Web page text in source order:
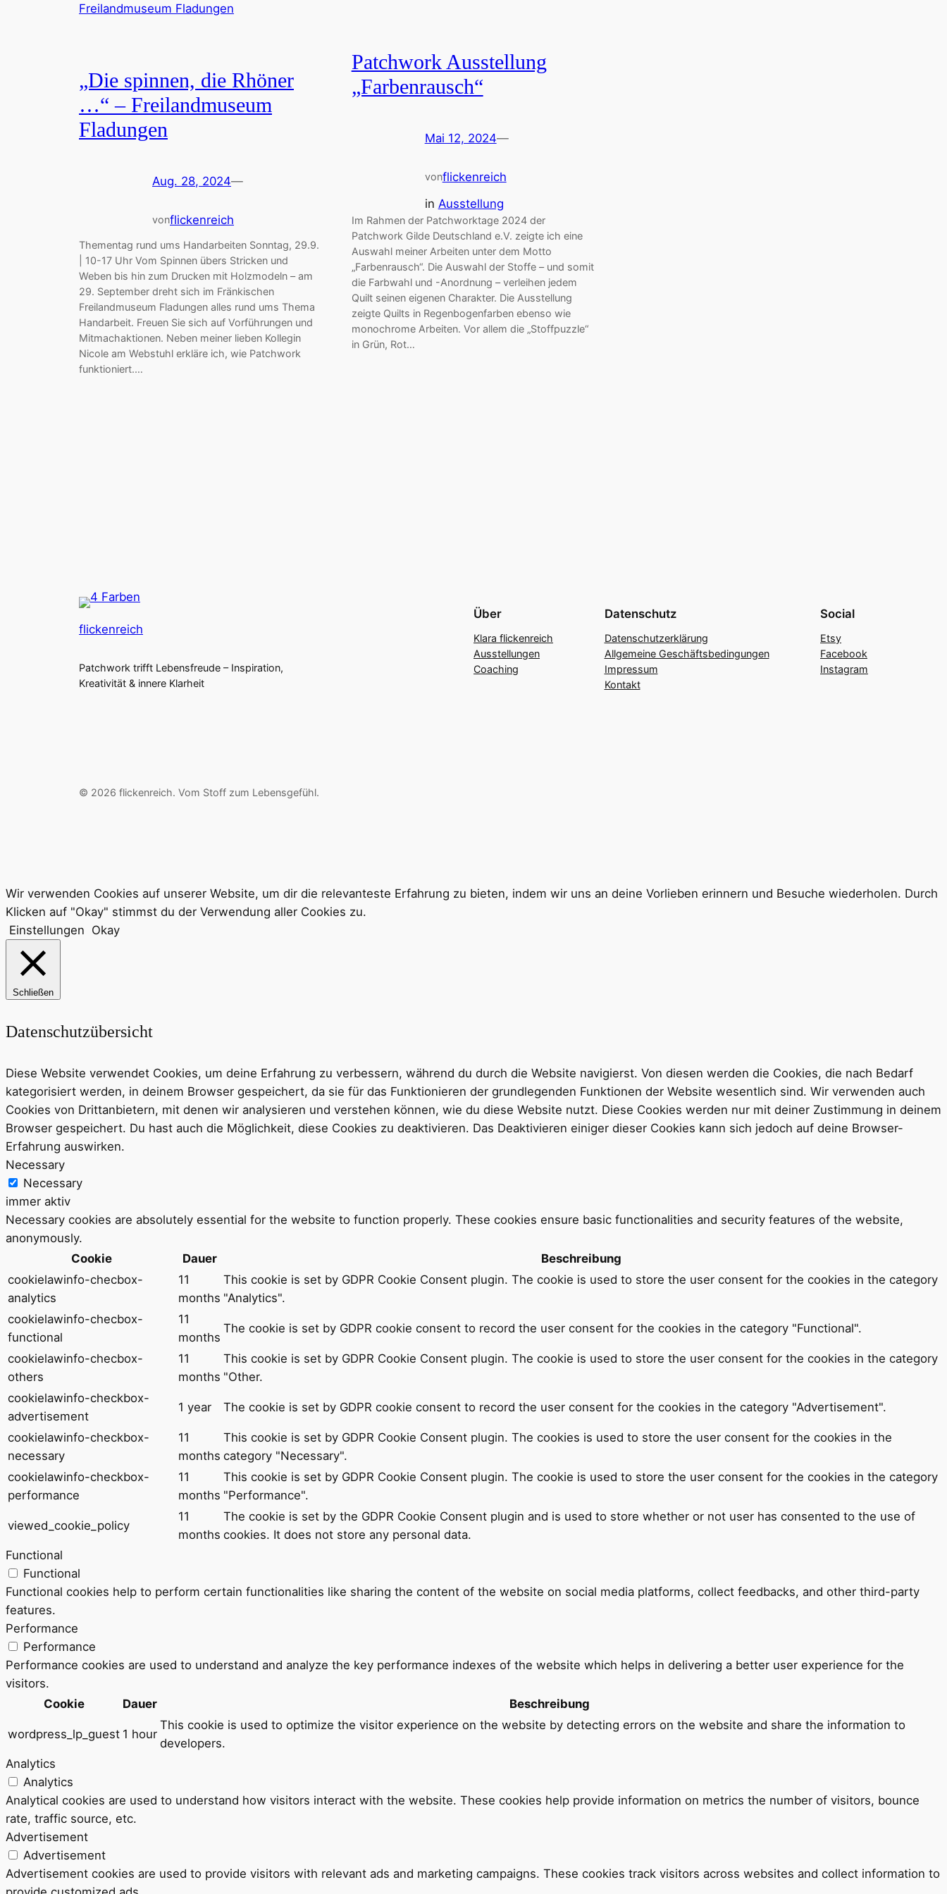
„Die spinnen, die Rhöner
…“ – Freilandmuseum
Fladungen
Aug. 28, 2024—
vonflickenreich
Thementag rund ums Handarbeiten Sonntag, 29.9.
| 10-17 Uhr Vom Spinnen übers Stricken und
Weben bis hin zum Drucken mit Holzmodeln – am
29. September dreht sich im Fränkischen
Freilandmuseum Fladungen alles rund ums Thema
Handarbeit. Freuen Sie sich auf Vorführungen und
Mitmachaktionen. Neben meiner lieben Kollegin
Nicole am Webstuhl erkläre ich, wie Patchwork
funktioniert.…
Patchwork Ausstellung
„Farbenrausch“
Mai 12, 2024—
vonflickenreich
in Ausstellung
Im Rahmen der Patchworktage 2024 der
Patchwork Gilde Deutschland e.V. zeigte ich eine
Auswahl meiner Arbeiten unter dem Motto
„Farbenrausch“. Die Auswahl der Stoffe – und somit
die Farbwahl und -Anordnung – verleihen jedem
Quilt seinen eigenen Charakter. Die Ausstellung
zeigte Quilts in Regenbogenfarben ebenso wie
monochrome Arbeiten. Vor allem die „Stoffpuzzle“
in Grün, Rot…
flickenreich
Patchwork trifft Lebensfreude – Inspiration,
Kreativität & innere Klarheit
Über
Klara flickenreich
Ausstellungen
Coaching
Datenschutz
Datenschutzerklärung
Allgemeine Geschäftsbedingungen
Impressum
Kontakt
Social
Etsy
Facebook
Instagram
© 2026 flickenreich. Vom Stoff zum Lebensgefühl.
Wir verwenden Cookies auf unserer Website, um dir die relevanteste Erfahrung zu bieten, indem wir uns an deine Vorlieben erinnern und Besuche wiederholen. Durch
Klicken auf "Okay" stimmst du der Verwendung aller Cookies zu.
Einstellungen Okay
Schließen
Datenschutzübersicht
Diese Website verwendet Cookies, um deine Erfahrung zu verbessern, während du durch die Website navigierst. Von diesen werden die Cookies, die nach Bedarf
kategorisiert werden, in deinem Browser gespeichert, da sie für das Funktionieren der grundlegenden Funktionen der Website wesentlich sind. Wir verwenden auch
Cookies von Drittanbietern, mit denen wir analysieren und verstehen können, wie du diese Website nutzt. Diese Cookies werden nur mit deiner Zustimmung in deinem
Browser gespeichert. Du hast auch die Möglichkeit, diese Cookies zu deaktivieren. Das Deaktivieren einiger dieser Cookies kann sich jedoch auf deine Browser-
Erfahrung auswirken.
Necessary
Necessary
immer aktiv
Necessary cookies are absolutely essential for the website to function properly. These cookies ensure basic functionalities and security features of the website,
anonymously.
Cookie
Dauer
Beschreibung
cookielawinfo-checbox-
analytics
11
months
This cookie is set by GDPR Cookie Consent plugin. The cookie is used to store the user consent for the cookies in the category
"Analytics".
cookielawinfo-checbox-
functional
11
months
The cookie is set by GDPR cookie consent to record the user consent for the cookies in the category "Functional".
cookielawinfo-checbox-
others
11
months
This cookie is set by GDPR Cookie Consent plugin. The cookie is used to store the user consent for the cookies in the category
"Other.
cookielawinfo-checkbox-
advertisement
1 year The cookie is set by GDPR cookie consent to record the user consent for the cookies in the category "Advertisement".
cookielawinfo-checkbox-
necessary
11
months
This cookie is set by GDPR Cookie Consent plugin. The cookies is used to store the user consent for the cookies in the
category "Necessary".
cookielawinfo-checkbox-
performance
11
months
This cookie is set by GDPR Cookie Consent plugin. The cookie is used to store the user consent for the cookies in the category
"Performance".
viewed_cookie_policy
11
months
The cookie is set by the GDPR Cookie Consent plugin and is used to store whether or not user has consented to the use of
cookies. It does not store any personal data.
Functional
Functional
Functional cookies help to perform certain functionalities like sharing the content of the website on social media platforms, collect feedbacks, and other third-party
features.
Performance
Performance
Performance cookies are used to understand and analyze the key performance indexes of the website which helps in delivering a better user experience for the
visitors.
Cookie
Dauer Beschreibung
wordpress_lp_guest 1 hour
This cookie is used to optimize the visitor experience on the website by detecting errors on the website and share the information to
developers.
Analytics
Analytics
Analytical cookies are used to understand how visitors interact with the website. These cookies help provide information on metrics the number of visitors, bounce
rate, traffic source, etc.
Advertisement
Advertisement
Advertisement cookies are used to provide visitors with relevant ads and marketing campaigns. These cookies track visitors across websites and collect information to